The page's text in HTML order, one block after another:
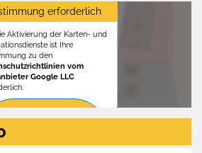
erforderlich
Aktivierung der Karten- und
ist Ihre
zu den
vom
Google LLC
Zustimmen
aktivieren